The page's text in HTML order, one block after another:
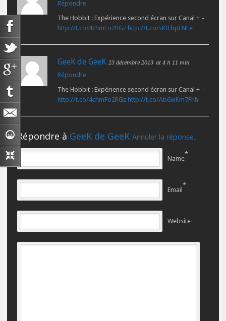
Répondre
The Hobbit : Expérience second écran sur Canal + –
http://t.co/4chmFo2RGz http://t.co/sKtLbpLNFe
GeeK de GeeK 23 décembre 2013 at 4 h 11 min
Répondre
The Hobbit : Expérience second écran sur Canal + –
http://t.co/4chmFo2RGz http://t.co/Ab6wKm7Fhh
Répondre à GeeK de GeeK Annuler la réponse.
Name
*
Email
*
Website